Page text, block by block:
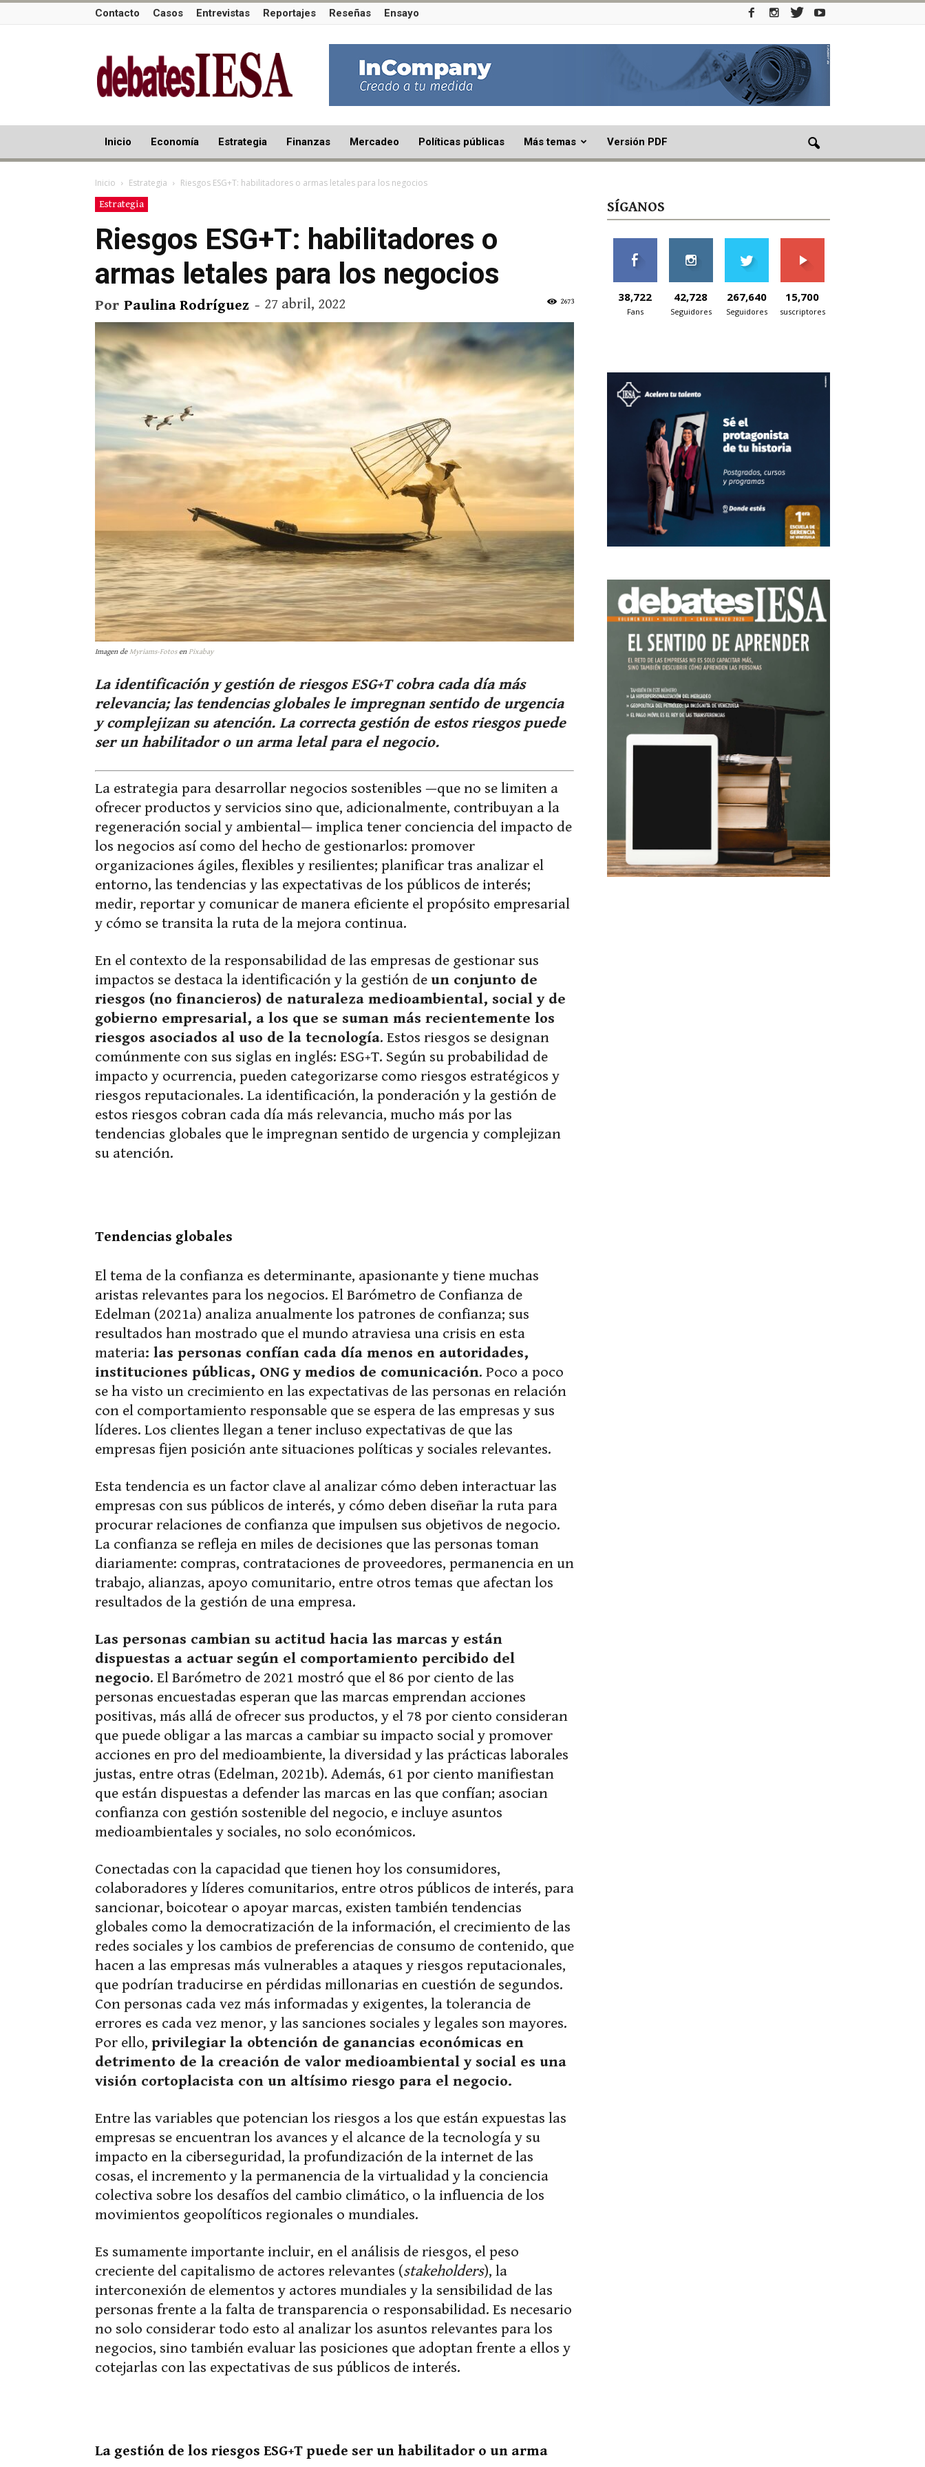
Contacto Casos Entrevistas Reportajes Reseñas Ensayo
Inicio Economía Estrategia Finanzas Mercadeo Políticas públicas Más temas Versión PDF
Inicio Estrategia
Riesgos ESG+T: habilitadores o armas letales para los negocios
Estrategia
Riesgos ESG+T: habilitadores o
armas letales para los negocios
Por Paulina Rodríguez - 27 abril, 2022 2673
Imagen de Myriams-FotosenPixabay
La identificación y gestión de riesgos ESG+T cobra cada día más
relevancia; las tendencias globales le impregnan sentido de urgencia
y complejizan su atención. La correcta gestión de estos riesgos puede
ser un habilitador o un arma letal para el negocio.
La estrategia para desarrollar negocios sostenibles —que no se limiten a
ofrecer productos y servicios sino que, adicionalmente, contribuyan a la
regeneración social y ambiental— implica tener conciencia del impacto de
los negocios así como del hecho de gestionarlos: promover
organizaciones ágiles, flexibles y resilientes; planificar tras analizar el
entorno, las tendencias y las expectativas de los públicos de interés;
medir, reportar y comunicar de manera eficiente el propósito empresarial
y cómo se transita la ruta de la mejora continua.
En el contexto de la responsabilidad de las empresas de gestionar sus
impactos se destaca la identificación y la gestión de un conjunto de
riesgos (no financieros) de naturaleza medioambiental, social y de
gobierno empresarial, a los que se suman más recientemente los
riesgos asociados al uso de la tecnología. Estos riesgos se designan
comúnmente con sus siglas en inglés: ESG+T. Según su probabilidad de
impacto y ocurrencia, pueden categorizarse como riesgos estratégicos y
riesgos reputacionales. La identificación, la ponderación y la gestión de
estos riesgos cobran cada día más relevancia, mucho más por las
tendencias globales que le impregnan sentido de urgencia y complejizan
su atención.
Tendencias globales
El tema de la confianza es determinante, apasionante y tiene muchas
aristas relevantes para los negocios. El Barómetro de Confianza de
Edelman (2021a) analiza anualmente los patrones de confianza; sus
resultados han mostrado que el mundo atraviesa una crisis en esta
materia: las personas confían cada día menos en autoridades,
instituciones públicas, ONG y medios de comunicación. Poco a poco
se ha visto un crecimiento en las expectativas de las personas en relación
con el comportamiento responsable que se espera de las empresas y sus
líderes. Los clientes llegan a tener incluso expectativas de que las
empresas fijen posición ante situaciones políticas y sociales relevantes.
Esta tendencia es un factor clave al analizar cómo deben interactuar las
empresas con sus públicos de interés, y cómo deben diseñar la ruta para
procurar relaciones de confianza que impulsen sus objetivos de negocio.
La confianza se refleja en miles de decisiones que las personas toman
diariamente: compras, contrataciones de proveedores, permanencia en un
trabajo, alianzas, apoyo comunitario, entre otros temas que afectan los
resultados de la gestión de una empresa.
Las personas cambian su actitud hacia las marcas y están
dispuestas a actuar según el comportamiento percibido del
negocio. El Barómetro de 2021 mostró que el 86 por ciento de las
personas encuestadas esperan que las marcas emprendan acciones
positivas, más allá de ofrecer sus productos, y el 78 por ciento consideran
que puede obligar a las marcas a cambiar su impacto social y promover
acciones en pro del medioambiente, la diversidad y las prácticas laborales
justas, entre otras (Edelman, 2021b). Además, 61 por ciento manifiestan
que están dispuestas a defender las marcas en las que confían; asocian
confianza con gestión sostenible del negocio, e incluye asuntos
medioambientales y sociales, no solo económicos.
Conectadas con la capacidad que tienen hoy los consumidores,
colaboradores y líderes comunitarios, entre otros públicos de interés, para
sancionar, boicotear o apoyar marcas, existen también tendencias
globales como la democratización de la información, el crecimiento de las
redes sociales y los cambios de preferencias de consumo de contenido, que
hacen a las empresas más vulnerables a ataques y riesgos reputacionales,
que podrían traducirse en pérdidas millonarias en cuestión de segundos.
Con personas cada vez más informadas y exigentes, la tolerancia de
errores es cada vez menor, y las sanciones sociales y legales son mayores.
Por ello, privilegiar la obtención de ganancias económicas en
detrimento de la creación de valor medioambiental y social es una
visión cortoplacista con un altísimo riesgo para el negocio.
Entre las variables que potencian los riesgos a los que están expuestas las
empresas se encuentran los avances y el alcance de la tecnología y su
impacto en la ciberseguridad, la profundización de la internet de las
cosas, el incremento y la permanencia de la virtualidad y la conciencia
colectiva sobre los desafíos del cambio climático, o la influencia de los
movimientos geopolíticos regionales o mundiales.
Es sumamente importante incluir, en el análisis de riesgos, el peso
creciente del capitalismo de actores relevantes (stakeholders), la
interconexión de elementos y actores mundiales y la sensibilidad de las
personas frente a la falta de transparencia o responsabilidad. Es necesario
no solo considerar todo esto al analizar los asuntos relevantes para los
negocios, sino también evaluar las posiciones que adoptan frente a ellos y
cotejarlas con las expectativas de sus públicos de interés.
La gestión de los riesgos ESG+T puede ser un habilitador o un arma
SÍGANOS
38,722
Fans
42,728
Seguidores
267,640
Seguidores
15,700
suscriptores